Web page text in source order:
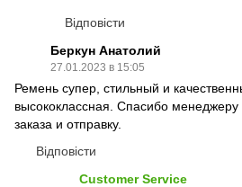
Відповісти
Беркун Анатолий
27.01.2023 в 15:05
Ремень супер, стильный и
высококлассная. Спасибо
заказа и отправку.
Відповісти
Customer Service